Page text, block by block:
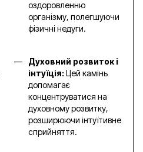
оздоровленню
організму, полегшуючи
фізичні недуги.
Духовний розвиток і
інтуїція: Цей камінь
допомагає
концентруватися на
духовному розвитку,
розширюючи інтуїтивне
сприйняття.